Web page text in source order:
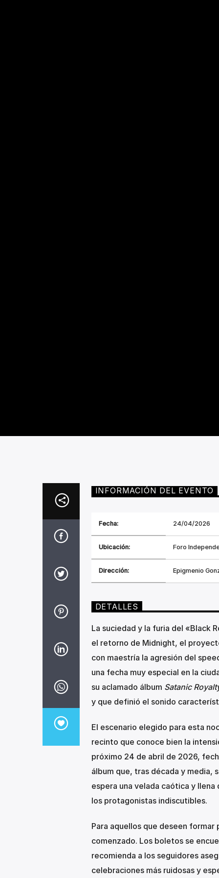
INFORMACIÓN DEL EVENTO
Fecha: 24/04/2026
Ubicación: Foro
Dirección: Epigmenio
DETALLES
La suciedad y la furia del «Black
el retorno de Midnight, el
con maestría la agresión del
una fecha muy especial en la
su aclamado álbum Satanic
y que definió el sonido
El escenario elegido para esta
recinto que conoce bien la
próximo 24 de abril de 2026,
álbum que, tras década y media,
espera una velada caótica y
los protagonistas indiscutibles.
Para aquellos que deseen
comenzado. Los boletos se
recomienda a los seguidores
celebraciones más ruidosas y